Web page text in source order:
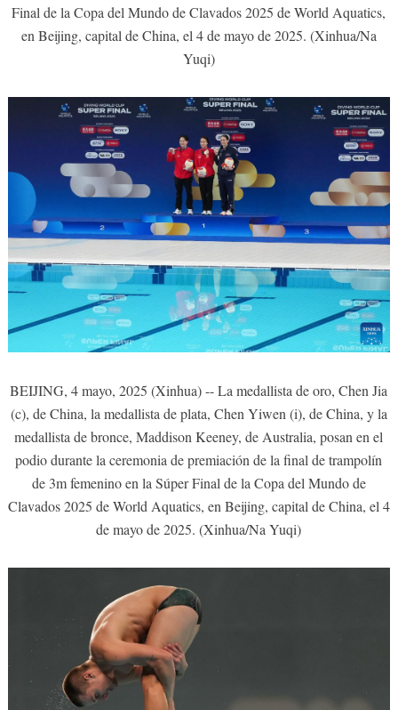
Final de la Copa del Mundo de Clavados 2025 de World Aquatics,
en Beijing, capital de China, el 4 de mayo de 2025. (Xinhua/Na
Yuqi)
BEIJING, 4 mayo, 2025 (Xinhua) -- La medallista de oro, Chen Jia
(c), de China, la medallista de plata, Chen Yiwen (i), de China, y la
medallista de bronce, Maddison Keeney, de Australia, posan en el
podio durante la ceremonia de premiación de la final de trampolín
de 3m femenino en la Súper Final de la Copa del Mundo de
Clavados 2025 de World Aquatics, en Beijing, capital de China, el 4
de mayo de 2025. (Xinhua/Na Yuqi)